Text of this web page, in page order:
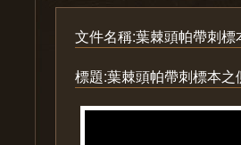
文件名稱:葉棘頭帕帶刺標
標題:葉棘頭帕帶刺標本之